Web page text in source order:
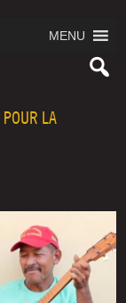
MENU
LA